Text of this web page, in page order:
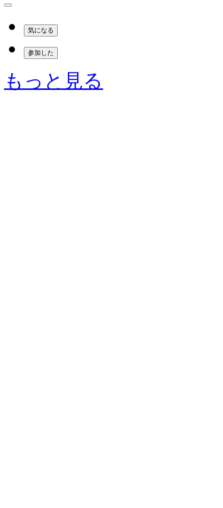
気になる
参加した
もっと見る